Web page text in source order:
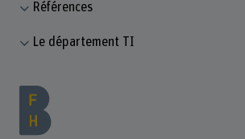
Références
Le département TI